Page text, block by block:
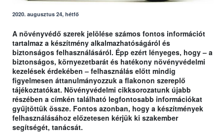
2020. augusztus 24, hétfő
A növényvédő szerek jelölése számos fontos információt
tartalmaz a készítmény alkalmazhatóságáról és
biztonságos felhasználásáról. Épp ezért lényeges, hogy – a
biztonságos, környezetbarát és hatékony növényvédelmi
kezelések érdekében – felhasználás előtt mindig
figyelmesen áttanulmányozzuk a flakonon szereplő
tájékoztatókat. Növényvédelmi cikksorozatunk újabb
részében a címkén található legfontosabb információkat
gyűjtöttük össze. Fontos azonban, hogy a készítmények
felhasználásához előzetesen kérjük ki szakember
segítségét, tanácsát.